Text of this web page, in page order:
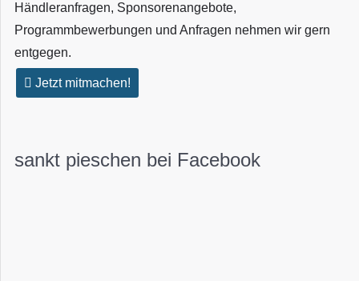
Händleranfragen, Sponsorenangebote,
Programmbewerbungen und Anfragen nehmen wir gern
entgegen.
Jetzt mitmachen!
sankt pieschen bei Facebook